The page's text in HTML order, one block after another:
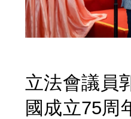
立法會議員
國成立75周